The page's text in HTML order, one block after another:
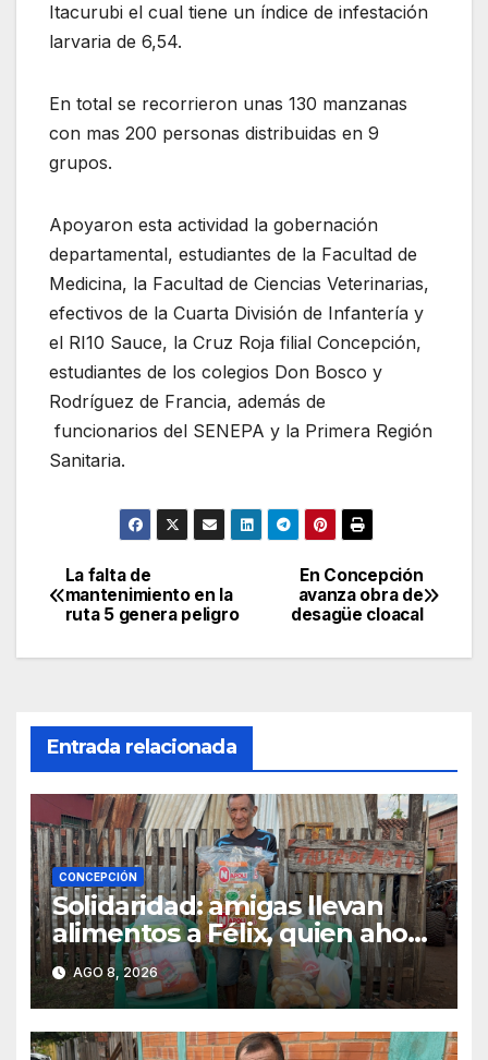
Itacurubi el cual tiene un índice de infestación
larvaria de 6,54.
En total se recorrieron unas 130 manzanas
con mas 200 personas distribuidas en 9
grupos.
Apoyaron esta actividad la gobernación
departamental, estudiantes de la Facultad de
Medicina, la Facultad de Ciencias Veterinarias,
efectivos de la Cuarta División de Infantería y
el RI10 Sauce, la Cruz Roja filial Concepción,
estudiantes de los colegios Don Bosco y
Rodríguez de Francia, además de
funcionarios del SENEPA y la Primera Región
Sanitaria.
Navegación
de
En Concepción
avanza obra de
desagüe cloacal
La falta de
mantenimiento en la
ruta 5 genera peligro
Entrada relacionada
CONCEPCIÓN
Solidaridad: amigas llevan
alimentos a Félix, quien ahora
vende caramelos para
subsistir
AGO 8, 2026